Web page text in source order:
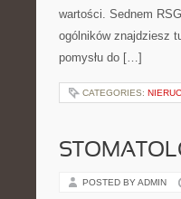
wartości. Sednem
ogólników znajdziesz
pomysłu do […]
CATEGORIES:
POSTED BY ADMIN